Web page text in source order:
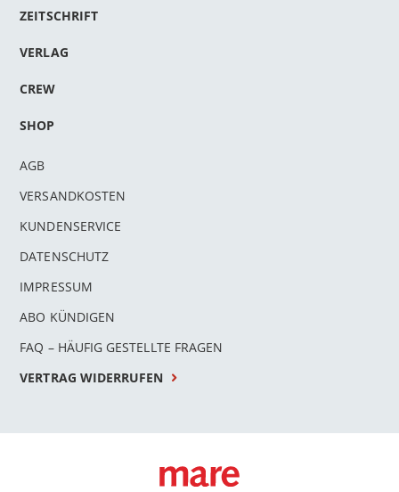
ZEITSCHRIFT
VERLAG
CREW
SHOP
AGB
VERSANDKOSTEN
KUNDENSERVICE
DATENSCHUTZ
IMPRESSUM
ABO KÜNDIGEN
FAQ – HÄUFIG GESTELLTE FRAGEN
VERTRAG WIDERRUFEN